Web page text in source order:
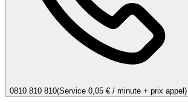
0810 810 810(Service 0,05 € / minute + prix appel)